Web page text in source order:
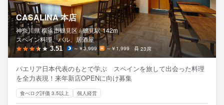
CASALINA 本店
神奈川県 横浜市鶴見区 / 鶴見駅 142m
スペイン料理、バル、居酒屋
3.51 ～￥3,999 ～￥1,999 23席
パエリア日本代表のもとで学ぶ スペインを旅して出会った料理
を全力表現！来年新店OPENに向け募集
食べログ評価 3.5以上 個人経営